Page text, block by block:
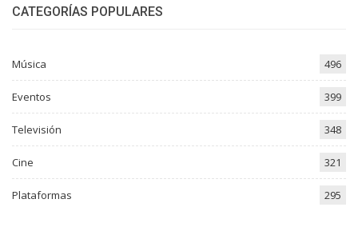
CATEGORÍAS POPULARES
Música 496
Eventos 399
Televisión 348
Cine 321
Plataformas 295